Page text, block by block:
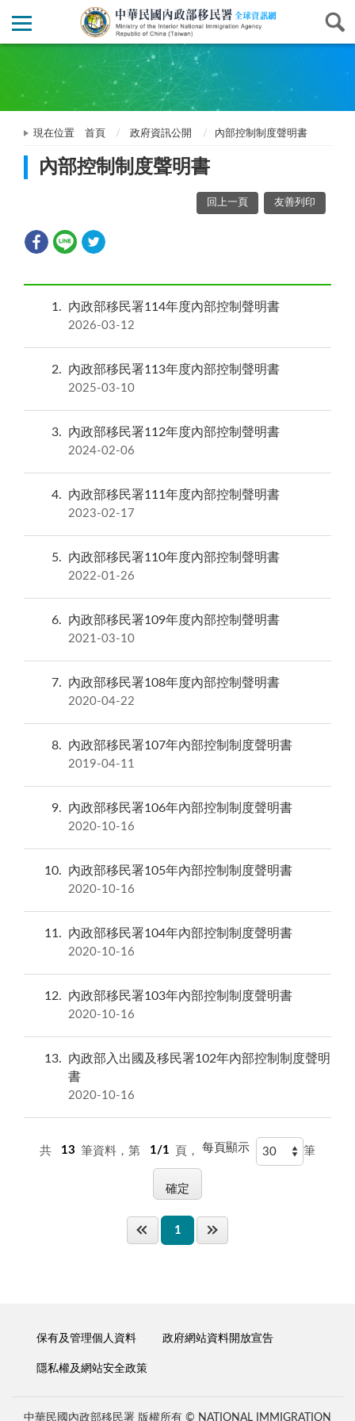
現在位置 首頁 政府資訊公開 內部控制制度聲明書
內部控制制度聲明書
回上一頁 友善列印
1 內政部移民署114年度內部控制聲明書
2026-03-12
2 內政部移民署113年度內部控制聲明書
2025-03-10
3 內政部移民署112年度內部控制聲明書
2024-02-06
4 內政部移民署111年度內部控制聲明書
2023-02-17
5 內政部移民署110年度內部控制聲明書
2022-01-26
6 內政部移民署109年度內部控制聲明書
2021-03-10
7 內政部移民署108年度內部控制聲明書
2020-04-22
8 內政部移民署107年內部控制制度聲明書
2019-04-11
9 內政部移民署106年內部控制制度聲明書
2020-10-16
10 內政部移民署105年內部控制制度聲明書
2020-10-16
11 內政部移民署104年內部控制制度聲明書
2020-10-16
12 內政部移民署103年內部控制制度聲明書
2020-10-16
13
內政部入出國及移民署102年內部控制制度聲明
書
2020-10-16
共 13 筆資料，第 1/1 頁， 每頁顯示 筆
1
保有及管理個人資料 政府網站資料開放宣告
隱私權及網站安全政策
中華民國內政部移民署 版權所有 © NATIONAL IMMIGRATION